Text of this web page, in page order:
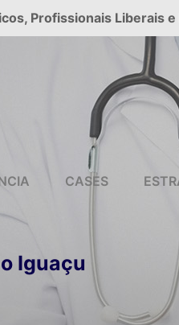
Profissionais Liberais
CASES
Iguaçu